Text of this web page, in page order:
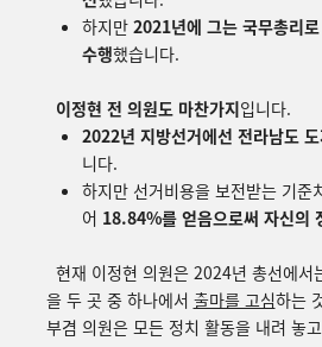
하지만 2021년에 그는 국무총리
수행했습니다.
이정현 전 의원도 마찬가지입니다.
2022년 지방선거에선 전라남도
니다.
하지만 선거비용을 보전받는 기준
어 18.84%를 얻음으로써 자신의
현재 이정현 의원은 2024년 총선에서
을 두 곳 중 하나에서 출마를 고심하는
부겸 의원은 모든 정치 활동을 내려 놓